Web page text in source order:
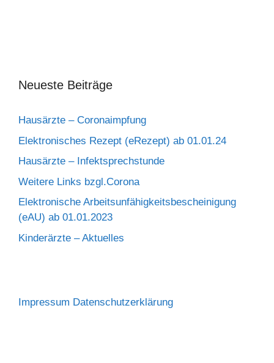
Neueste Beiträge
Hausärzte – Coronaimpfung
Elektronisches Rezept (eRezept) ab 01.01.24
Hausärzte – Infektsprechstunde
Weitere Links bzgl.Corona
Elektronische Arbeitsunfähigkeitsbescheinigung
(eAU) ab 01.01.2023
Kinderärzte – Aktuelles
Impressum Datenschutzerklärung